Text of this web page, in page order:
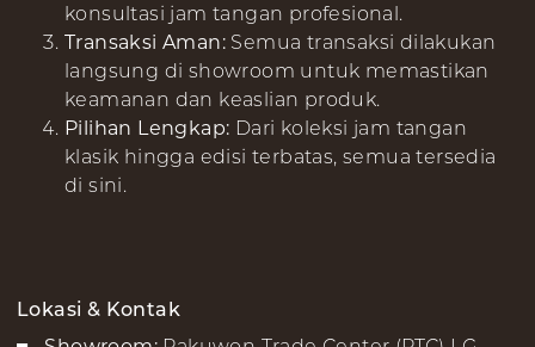
konsultasi jam tangan profesional.
Transaksi Aman: Semua transaksi dilakukan
langsung di showroom untuk memastikan
keamanan dan keaslian produk.
Pilihan Lengkap: Dari koleksi jam tangan
klasik hingga edisi terbatas, semua tersedia
di sini.
Lokasi & Kontak